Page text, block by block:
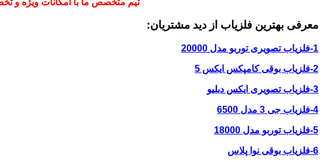
تیم متخصص ما با امکانات ویژه و
معرفی بهترین فلزیاب از دید مشتریان:
1-فلزیاب تصویری توربو مدل 20000
2-فلزیاب بوقی کامپکس ایکس 5
3-فلزیاب تصویری ایکس دبلیو
4-فلزیاب جی 3 مدل 6500
5-فلزیاب توربو مدل 18000
6-فلزیاب بوقی نوا پلاس